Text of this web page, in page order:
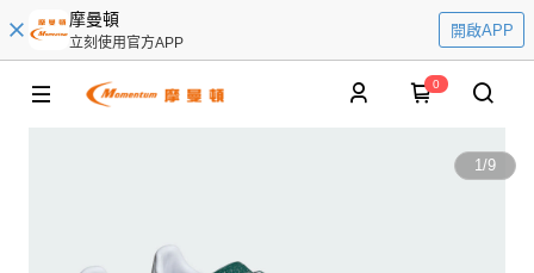
摩曼頓
立刻使用官方APP
開啟APP
0
1/9